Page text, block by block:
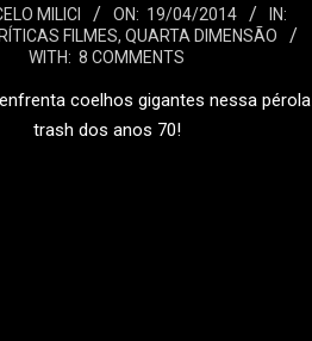
MILICI ON: 19/04/2014
IN:
FILMES, QUARTA DIMENSÃO
WITH: 8 COMMENTS
coelhos gigantes nessa pérola
trash dos anos 70!